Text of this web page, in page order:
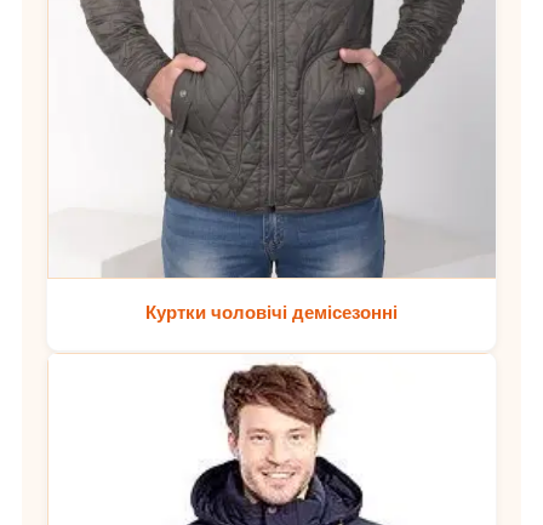
Куртки чоловічі демісезонні